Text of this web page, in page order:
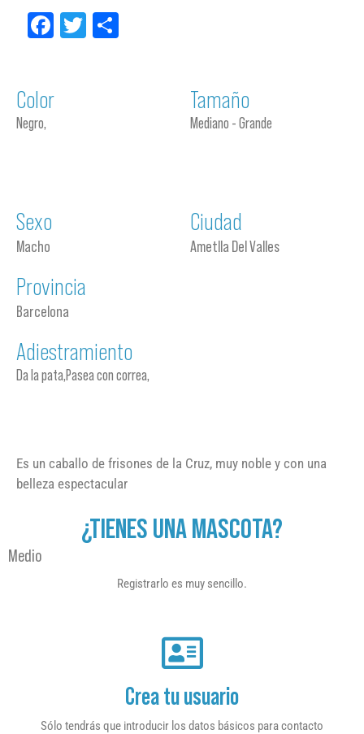
Facebook
Twitter
Color
Negro,
Tamaño
Mediano - Grande
Sexo
Macho
Ciudad
Ametlla Del Valles
Provincia
Barcelona
Adiestramiento
Da la pata,Pasea con correa,
Es un caballo de frisones de la Cruz, muy noble y con una
belleza espectacular
¿TIENES UNA MASCOTA?
Medio
Registrarlo es muy sencillo.
Crea tu usuario
Sólo tendrás que introducir los datos básicos para contacto